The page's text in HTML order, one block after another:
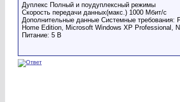
Дуплекс Полный и поудуплексный режимы
Скорость передачи данных(макс.) 1000 Мбит/с
Дополнительные данные Системные требования:
Home Edition, Microsoft Windows XP Professional,
Питание: 5 В